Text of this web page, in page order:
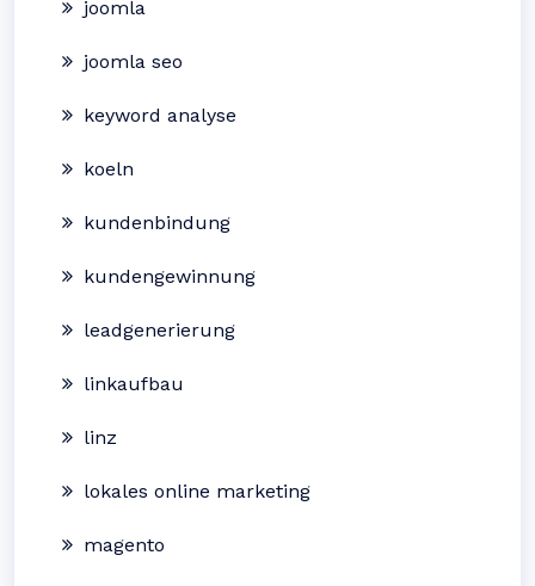
joomla
joomla seo
keyword analyse
koeln
kundenbindung
kundengewinnung
leadgenerierung
linkaufbau
linz
lokales online marketing
magento